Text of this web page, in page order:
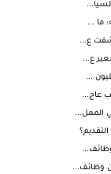
ما ...
ع...
ع...
عاج...
الممل...
وظائف...